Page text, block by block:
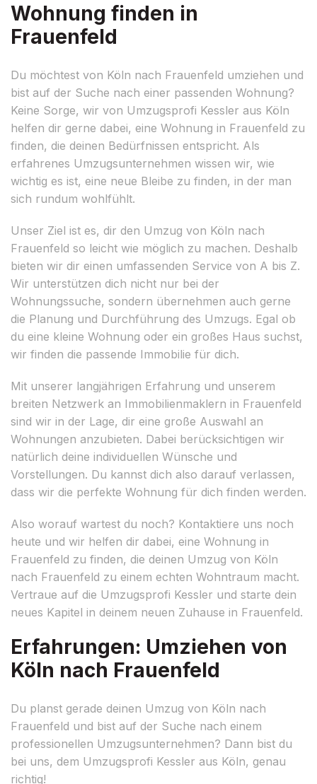
Wohnung finden in
Frauenfeld
Du möchtest von Köln nach Frauenfeld umziehen und
bist auf der Suche nach einer passenden Wohnung?
Keine Sorge, wir von Umzugsprofi Kessler aus Köln
helfen dir gerne dabei, eine Wohnung in Frauenfeld zu
finden, die deinen Bedürfnissen entspricht. Als
erfahrenes Umzugsunternehmen wissen wir, wie
wichtig es ist, eine neue Bleibe zu finden, in der man
sich rundum wohlfühlt.
Unser Ziel ist es, dir den Umzug von Köln nach
Frauenfeld so leicht wie möglich zu machen. Deshalb
bieten wir dir einen umfassenden Service von A bis Z.
Wir unterstützen dich nicht nur bei der
Wohnungssuche, sondern übernehmen auch gerne
die Planung und Durchführung des Umzugs. Egal ob
du eine kleine Wohnung oder ein großes Haus suchst,
wir finden die passende Immobilie für dich.
Mit unserer langjährigen Erfahrung und unserem
breiten Netzwerk an Immobilienmaklern in Frauenfeld
sind wir in der Lage, dir eine große Auswahl an
Wohnungen anzubieten. Dabei berücksichtigen wir
natürlich deine individuellen Wünsche und
Vorstellungen. Du kannst dich also darauf verlassen,
dass wir die perfekte Wohnung für dich finden werden.
Also worauf wartest du noch? Kontaktiere uns noch
heute und wir helfen dir dabei, eine Wohnung in
Frauenfeld zu finden, die deinen Umzug von Köln
nach Frauenfeld zu einem echten Wohntraum macht.
Vertraue auf die Umzugsprofi Kessler und starte dein
neues Kapitel in deinem neuen Zuhause in Frauenfeld.
Erfahrungen: Umziehen von
Köln nach Frauenfeld
Du planst gerade deinen Umzug von Köln nach
Frauenfeld und bist auf der Suche nach einem
professionellen Umzugsunternehmen? Dann bist du
bei uns, dem Umzugsprofi Kessler aus Köln, genau
richtig!